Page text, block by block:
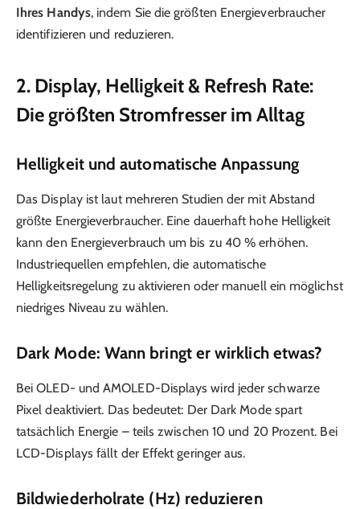
Ihres Handys, indem Sie die größten Energieverbraucher
identifizieren und reduzieren.
2. Display, Helligkeit & Refresh Rate:
Die größten Stromfresser im Alltag
Helligkeit und automatische Anpassung
Das Display ist laut mehreren Studien der mit Abstand
größte Energieverbraucher. Eine dauerhaft hohe Helligkeit
kann den Energieverbrauch um bis zu 40 % erhöhen.
Industriequellen empfehlen, die automatische
Helligkeitsregelung zu aktivieren oder manuell ein möglichst
niedriges Niveau zu wählen.
Dark Mode: Wann bringt er wirklich etwas?
Bei OLED- und AMOLED-Displays wird jeder schwarze
Pixel deaktiviert. Das bedeutet: Der Dark Mode spart
tatsächlich Energie – teils zwischen 10 und 20 Prozent. Bei
LCD-Displays fällt der Effekt geringer aus.
Bildwiederholrate (Hz) reduzieren